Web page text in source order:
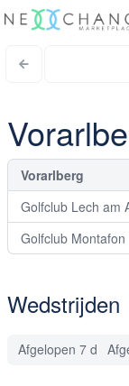
Vorarlberg
Golfclub Lech am
Golfclub Montafon
Wedstrijden
Afgelopen 7 dagen